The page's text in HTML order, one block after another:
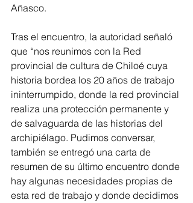
Añasco.
Tras el encuentro, la autoridad señaló
que “nos reunimos con la Red
provincial de cultura de Chiloé cuya
historia bordea los 20 años de trabajo
ininterrumpido, donde la red provincial
realiza una protección permanente y
de salvaguarda de las historias del
archipiélago. Pudimos conversar,
también se entregó una carta de
resumen de su último encuentro donde
hay algunas necesidades propias de
esta red de trabajo y donde decidimos